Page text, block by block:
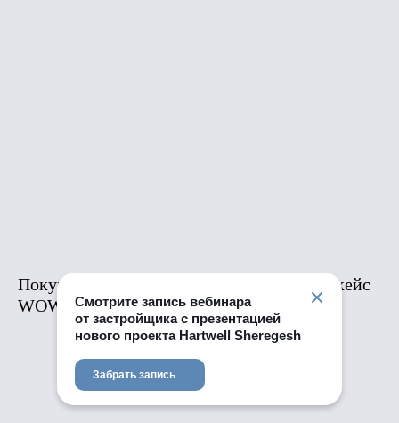
Покупка номера в отеле как инвестиция: кейс
WOW.Aparts в Шерегеше
Смотрите запись вебинара
от застройщика с презентацией
нового проекта Hartwell Sheregesh
Забрать запись